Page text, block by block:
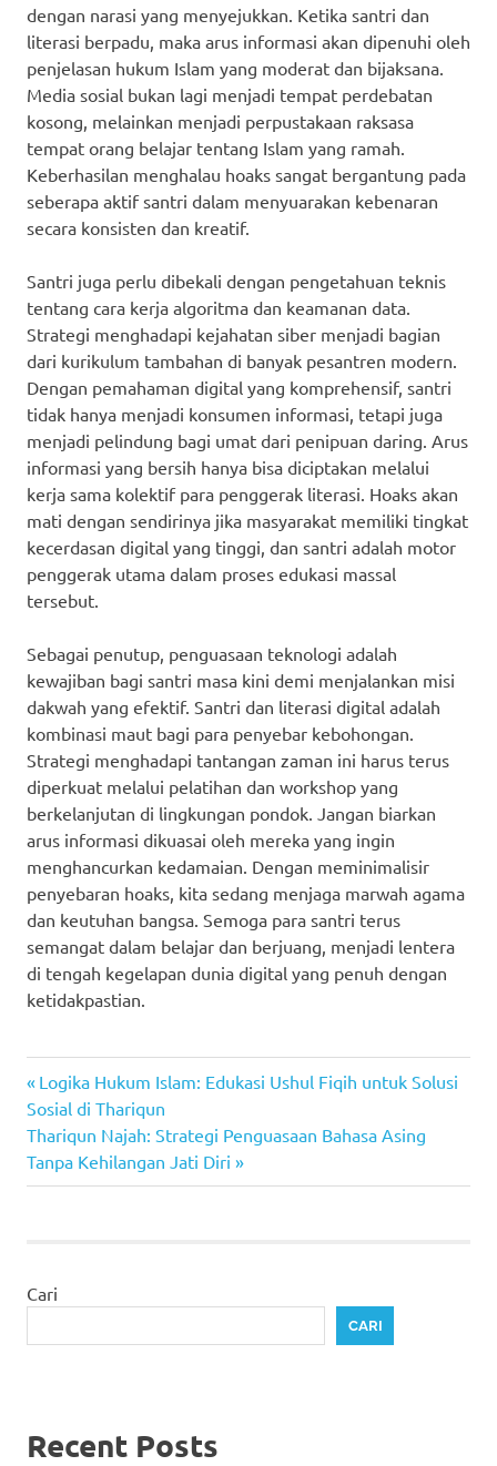
dengan narasi yang menyejukkan. Ketika santri dan
literasi berpadu, maka arus informasi akan dipenuhi oleh
penjelasan hukum Islam yang moderat dan bijaksana.
Media sosial bukan lagi menjadi tempat perdebatan
kosong, melainkan menjadi perpustakaan raksasa
tempat orang belajar tentang Islam yang ramah.
Keberhasilan menghalau hoaks sangat bergantung pada
seberapa aktif santri dalam menyuarakan kebenaran
secara konsisten dan kreatif.
Santri juga perlu dibekali dengan pengetahuan teknis
tentang cara kerja algoritma dan keamanan data.
Strategi menghadapi kejahatan siber menjadi bagian
dari kurikulum tambahan di banyak pesantren modern.
Dengan pemahaman digital yang komprehensif, santri
tidak hanya menjadi konsumen informasi, tetapi juga
menjadi pelindung bagi umat dari penipuan daring. Arus
informasi yang bersih hanya bisa diciptakan melalui
kerja sama kolektif para penggerak literasi. Hoaks akan
mati dengan sendirinya jika masyarakat memiliki tingkat
kecerdasan digital yang tinggi, dan santri adalah motor
penggerak utama dalam proses edukasi massal
tersebut.
Sebagai penutup, penguasaan teknologi adalah
kewajiban bagi santri masa kini demi menjalankan misi
dakwah yang efektif. Santri dan literasi digital adalah
kombinasi maut bagi para penyebar kebohongan.
Strategi menghadapi tantangan zaman ini harus terus
diperkuat melalui pelatihan dan workshop yang
berkelanjutan di lingkungan pondok. Jangan biarkan
arus informasi dikuasai oleh mereka yang ingin
menghancurkan kedamaian. Dengan meminimalisir
penyebaran hoaks, kita sedang menjaga marwah agama
dan keutuhan bangsa. Semoga para santri terus
semangat dalam belajar dan berjuang, menjadi lentera
di tengah kegelapan dunia digital yang penuh dengan
ketidakpastian.
Navigasi
pos
Previous
Post:
Logika Hukum Islam: Edukasi Ushul Fiqih untuk Solusi
Sosial di Thariqun
Next
Post:
Thariqun Najah: Strategi Penguasaan Bahasa Asing
Tanpa Kehilangan Jati Diri
Cari
CARI
Recent Posts